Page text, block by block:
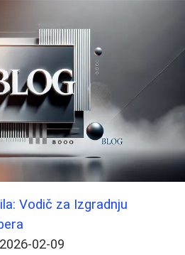
Vodič za Izgradnju
2026-02-09